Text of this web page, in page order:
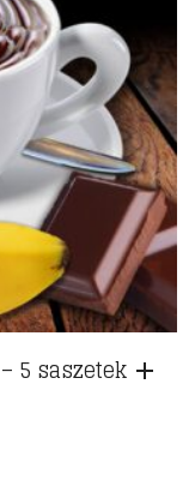
5 saszetek